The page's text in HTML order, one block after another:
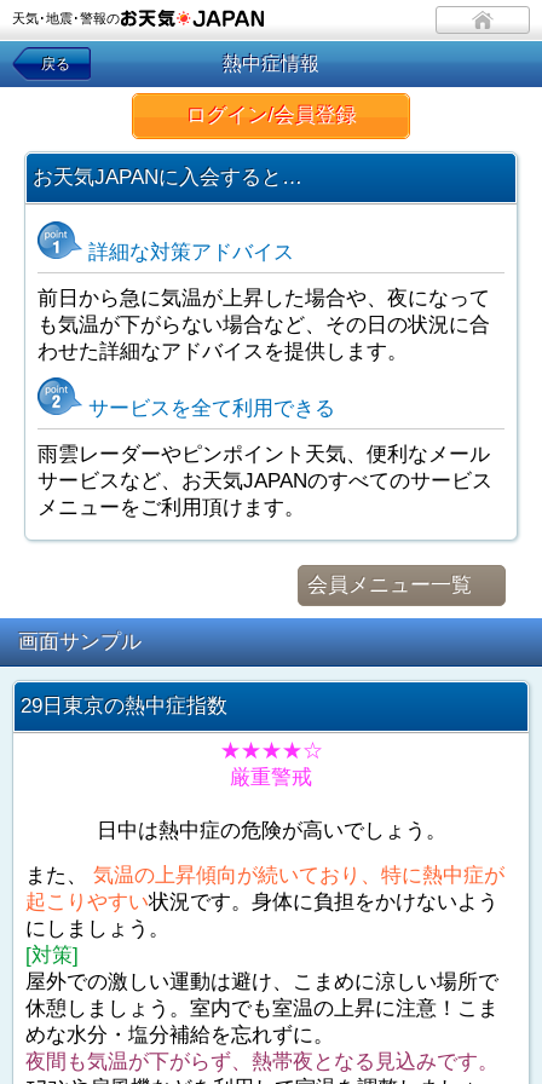
天気･地震･警報の
戻る 熱中症情報
ログイン/会員登録
お天気JAPANに入会すると…
詳細な対策アドバイス
前日から急に気温が上昇した場合や、夜になって
も気温が下がらない場合など、その日の状況に合
わせた詳細なアドバイスを提供します。
サービスを全て利用できる
雨雲レーダーやピンポイント天気、便利なメール
サービスなど、お天気JAPANのすべてのサービス
メニューをご利用頂けます。
会員メニュー一覧
画面サンプル
29日東京の熱中症指数
★★★★☆
厳重警戒
日中は熱中症の危険が高いでしょう。
また、 気温の上昇傾向が続いており、特に熱中症が
起こりやすい状況です。身体に負担をかけないよう
にしましょう。
[対策]
屋外での激しい運動は避け、こまめに涼しい場所で
休憩しましょう。室内でも室温の上昇に注意！こま
めな水分・塩分補給を忘れずに。
夜間も気温が下がらず、熱帯夜となる見込みです。